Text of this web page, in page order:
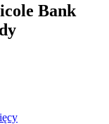
Bank